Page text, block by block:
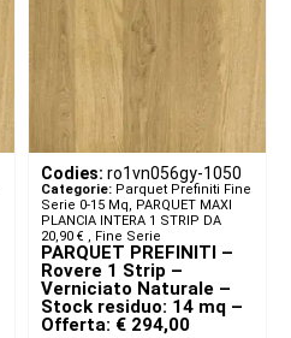
Codies: ro1vn056gy-1050
Categorie: Parquet Prefiniti Fine
Serie 0-15 Mq, PARQUET MAXI
PLANCIA INTERA 1 STRIP DA
20,90 € ​ , Fine Serie
PARQUET PREFINITI –
Rovere 1 Strip –
Verniciato Naturale –
Stock residuo: 14 mq –
Offerta: € 294,00